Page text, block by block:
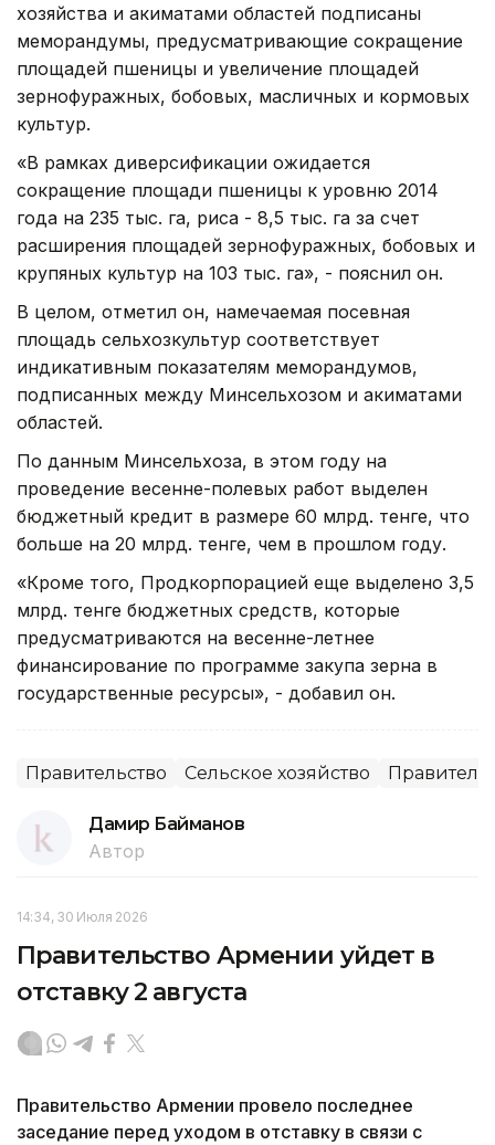
хозяйства и акиматами областей подписаны
меморандумы, предусматривающие сокращение
площадей пшеницы и увеличение площадей
зернофуражных, бобовых, масличных и кормовых
культур.
«В рамках диверсификации ожидается
сокращение площади пшеницы к уровню 2014
года на 235 тыс. га, риса - 8,5 тыс. га за счет
расширения площадей зернофуражных, бобовых и
крупяных культур на 103 тыс. га», - пояснил он.
В целом, отметил он, намечаемая посевная
площадь сельхозкультур соответствует
индикативным показателям меморандумов,
подписанных между Минсельхозом и акиматами
областей.
По данным Минсельхоза, в этом году на
проведение весенне-полевых работ выделен
бюджетный кредит в размере 60 млрд. тенге, что
больше на 20 млрд. тенге, чем в прошлом году.
«Кроме того, Продкорпорацией еще выделено 3,5
млрд. тенге бюджетных средств, которые
предусматриваются на весенне-летнее
финансирование по программе закупа зерна в
государственные ресурсы», - добавил он.
Правительство Сельское хозяйство
Дамир Байманов
Автор
14:34, 30 Июля 2026
Правительство Армении уйдет в
отставку 2 августа
Правительство Армении провело последнее
заседание перед уходом в отставку в связи с